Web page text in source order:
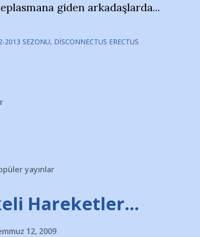
giden arkadaşlarda...
2013 SEZONU DISCONNECTUS ERECTUS
yayınlar
Hareketler...
12, 2009